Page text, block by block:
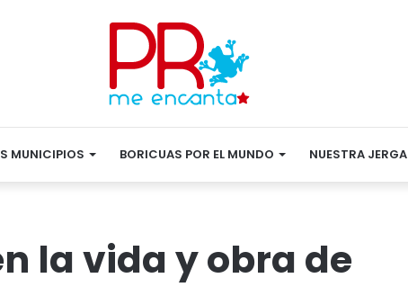
MUNICIPIOS BORICUAS POR EL MUNDO NUESTRA JERGA
la vida y obra de